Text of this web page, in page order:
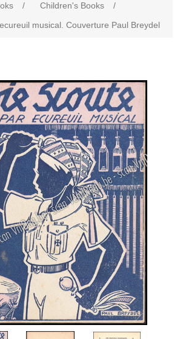
/ Children's Books
/
musical. Couverture Paul Breydel